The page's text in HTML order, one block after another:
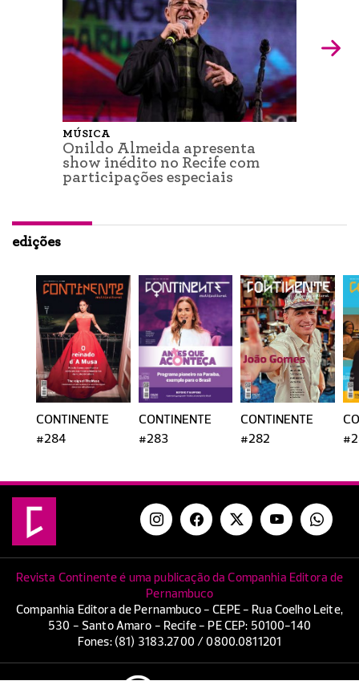
MÚSICA
Onildo Almeida apresenta
show inédito no Recife com
participações especiais
edições
CONTINENTE
#284
CONTINENTE
#283
CONTINENTE
#282
Revista Continente é uma publicação da Companhia Editora de
Pernambuco
Companhia Editora de Pernambuco - CEPE - Rua Coelho Leite,
530 - Santo Amaro - Recife - PE CEP: 50100-140
Fones: (81) 3183.2700 / 0800.0811201